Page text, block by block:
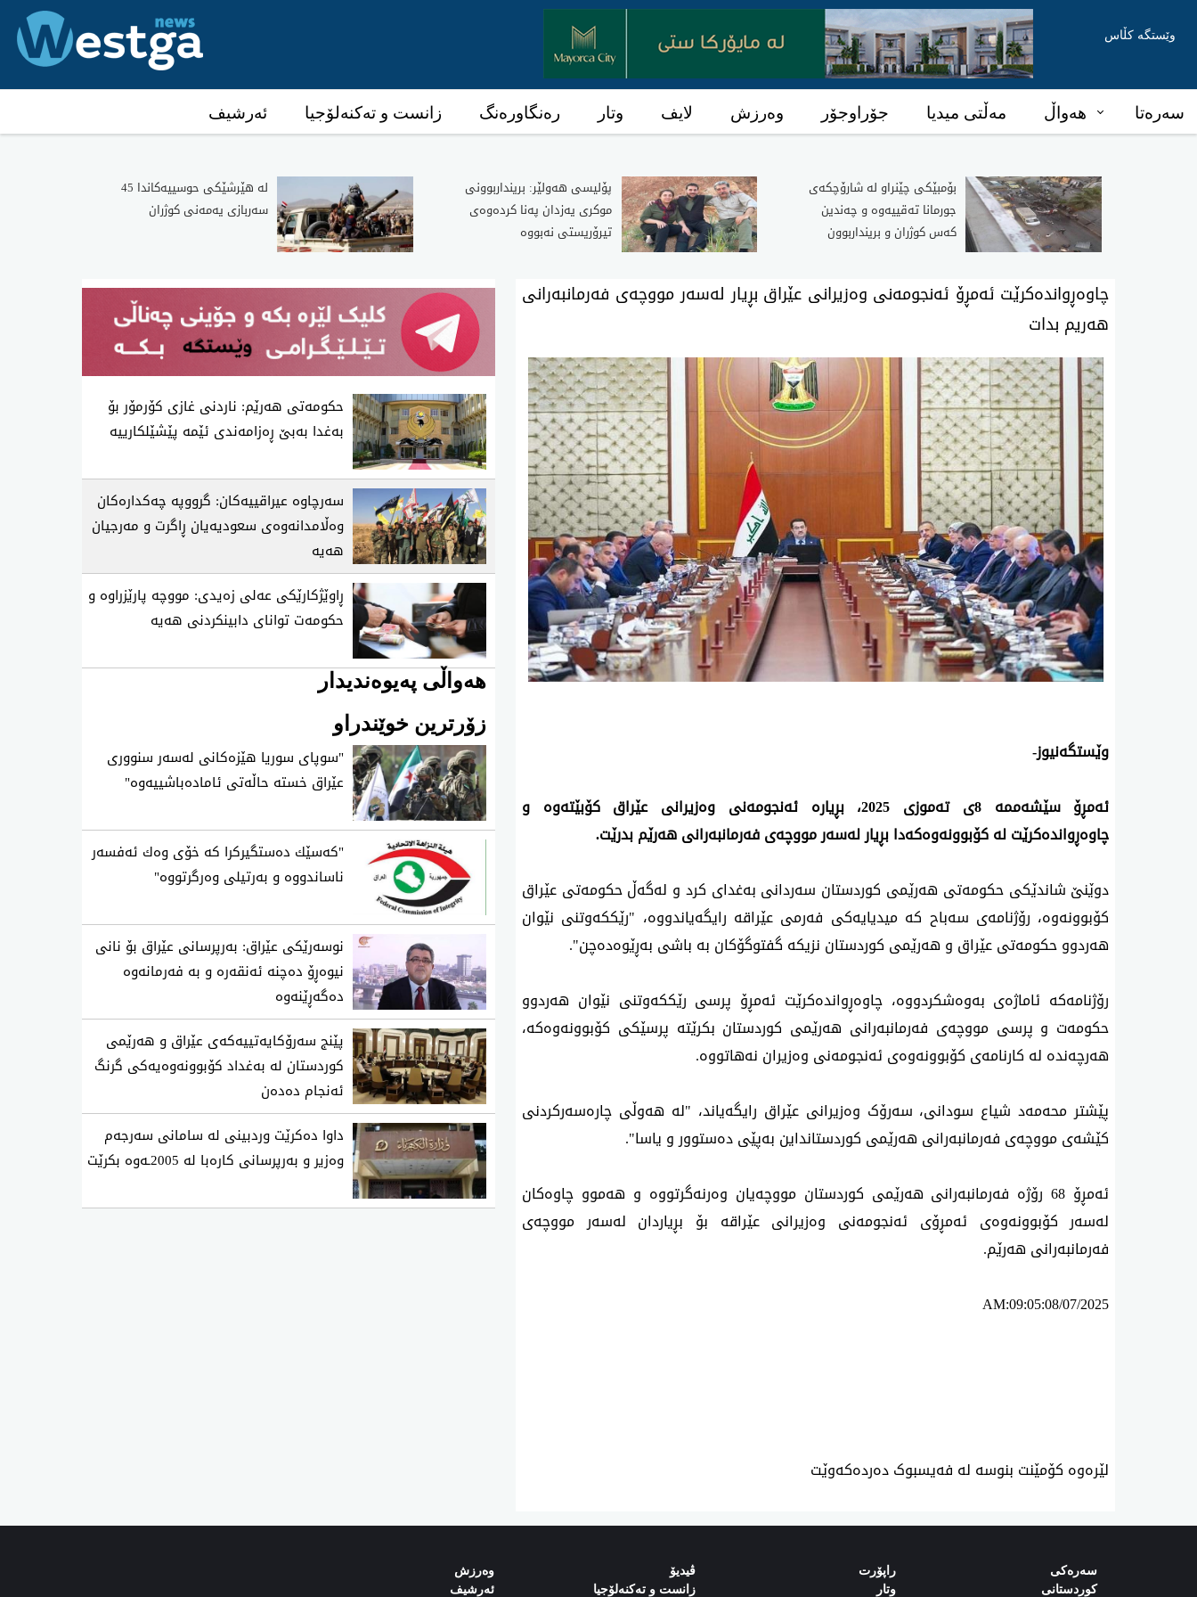
وێستگە کڵاس
سەرەتا هەواڵ مەڵتی میدیا جۆراوجۆر وەرزش لایف وتار رەنگاورەنگ زانست و تەکنەلۆجیا ئەرشیف
بۆمبێکی چێنراو لە شارۆچکەی
جورمانا تەقییەوە و چەندین
کەس کوژران و برینداربوون
پۆلیسی هەولێر: برینداربوونی
موکری یەزدان پەنا کردەوەی
تیرۆریستی نەبووە
لە هێرشێکی حوسییەکاندا 45
سەربازی یەمەنی کوژران
چاوەڕواندەکرێت ئەمڕۆ ئەنجومەنی وەزیرانی عێراق بڕیار لەسەر مووچەی فەرمانبەرانی
هەریم بدات
وێستگەنیوز-
ئەمڕۆ سێشەممە 8ی تەموزی 2025، بڕیارە ئەنجومەنی وەزیرانی عێراق کۆبێتەوە و
چاوەڕواندەکرێت لە کۆبوونەوەکەدا بڕیار لەسەر مووچەی فەرمانبەرانی هەرێم بدرێت.
دوێنێ شاندێکی حکومەتی هەرێمی کوردستان سەردانی بەغدای کرد و لەگەڵ حکومەتی عێراق
کۆبوونەوە، رۆژنامەی سەباح کە میدیایەکی فەرمی عێراقە رایگەیاندووە، "رێککەوتنی نێوان
هەردوو حکومەتی عێراق و هەرێمی کوردستان نزیکە گفتوگۆکان بە باشی بەڕێوەدەچن".
رۆژنامەکە ئاماژەی بەوەشکردووە، چاوەڕواندەکرێت ئەمڕۆ پرسی رێککەوتنی نێوان هەردوو
حکومەت و پرسی مووچەی فەرمانبەرانی هەرێمی کوردستان بکرێتە پرسێکی کۆبوونەوەکە،
هەرچەندە لە کارنامەی کۆبوونەوەی ئەنجومەنی وەزیران نەهاتووە.
پێشتر محەمەد شیاع سودانی، سەرۆک وەزیرانی عێراق رایگەیاند، "لە هەوڵی چارەسەرکردنی
کێشەی مووچەی فەرمانبەرانی هەرێمی کوردستانداین بەپێی دەستوور و یاسا".
ئەمڕۆ 68 رۆژە فەرمانبەرانی هەرێمی کوردستان مووچەیان وەرنەگرتووە و هەموو چاوەکان
لەسەر کۆبوونەوەی ئەمڕۆی ئەنجومەنی وەزیرانی عێراقە بۆ بڕیاردان لەسەر مووچەی
فەرمانبەرانی هەرێم.
AM:09:05:08/07/2025
لێرەوە کۆمێنت بنوسە لە فەیسبوک دەردەکەوێت
حکومەتی هەرێم: ناردنی غازی کۆرمۆر بۆ
بەغدا بەبێ ڕەزامەندی ئێمە پێشێلکارییە
سەرچاوە عیراقییەکان: گرووپە چەکدارەکان
وەڵامدانەوەی سعودیەیان ڕاگرت و مەرجیان
هەیە
ڕاوێژکارێکی عەلی زەیدی: مووچە پارێزراوە و
حکومەت توانای دابینکردنی هەیە
هەواڵی پەیوەندیدار
زۆرترین خوێندراو
"سوپای‌ سوریا هێزه‌كانی‌ له‌سه‌ر سنووری‌
عێراق خسته‌ حاڵه‌تی‌ ئاماده‌باشییه‌وه‌"
"كه‌سێك ده‌ستگیركرا كه‌ خۆی‌ وه‌ك ئه‌فسه‌ر
ناساندووه‌ و به‌رتیلی‌ وه‌رگرتووه‌"
نوسەرێکی عێراق: بەرپرسانی عێراق بۆ نانی
نیوەڕۆ دەچنە ئەنقەرە و بە فەرمانەوە
دەگەڕێنەوە
پێنج سەرۆکایەتییەکەی عێراق و هەرێمی
کوردستان لە بەغداد کۆبوونەوەیەکی گرنگ
ئەنجام دەدەن
داوا دەکرێت وردبینی لە سامانی سەرجەم
وەزیر و بەرپرسانی کارەبا لە 2005ـەوە بکرێت
سەرەکی
کوردستانی
راپۆرت
وتار
ڤیدیۆ
زانست و تەکنەلۆجیا
وەرزش‌
ئەرشیف